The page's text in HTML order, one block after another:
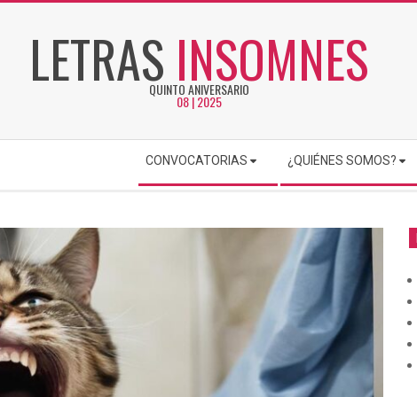
LETRAS INSOMNES
QUINTO ANIVERSARIO
08 | 2025
CONVOCATORIAS ¿QUIÉNES SOMOS?